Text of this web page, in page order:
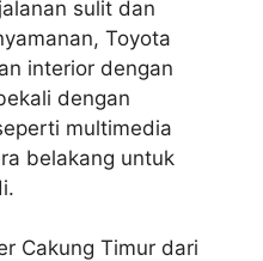
sulit dan
Toyota
interior dengan
dengan
multimedia
belakang untuk
Cakung Timur dari